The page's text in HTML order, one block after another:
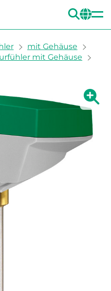
mit Gehäuse
mit Gehäuse
Zeige